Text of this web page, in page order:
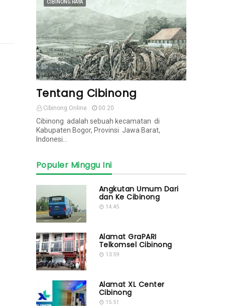
CIBINONG RAYA
Tentang Cibinong
Cibinong Online 00.20
Cibinong adalah sebuah kecamatan di
Kabupaten Bogor, Provinsi Jawa Barat,
Indonesi…
Populer Minggu Ini
Angkutan Umum Dari
dan Ke Cibinong
14.45
Alamat GraPARI
Telkomsel Cibinong
13.59
Alamat XL Center
Cibinong
15.51